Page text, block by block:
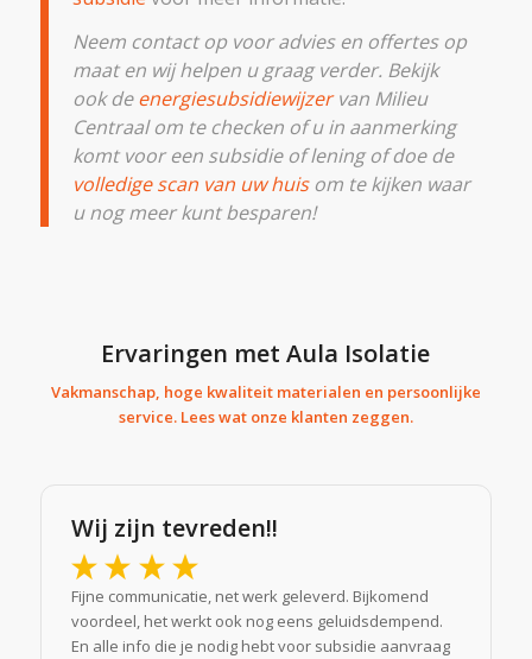
Neem contact op voor advies en offertes op
maat en wij helpen u graag verder. Bekijk
ook deenergiesubsidiewijzervan Milieu
Centraal om te checken of u in aanmerking
komt voor een subsidie of lening of doe de
volledige scan van uw huisom te kijken waar
u nog meer kunt besparen!
Ervaringen met Aula Isolatie
Vakmanschap, hoge kwaliteit materialen en persoonlijke
service. Lees wat onze klanten zeggen.
Wij zijn tevreden!!
Fijne communicatie, net werk geleverd. Bijkomend
voordeel, het werkt ook nog eens geluidsdempend.
En alle info die je nodig hebt voor subsidie aanvraag